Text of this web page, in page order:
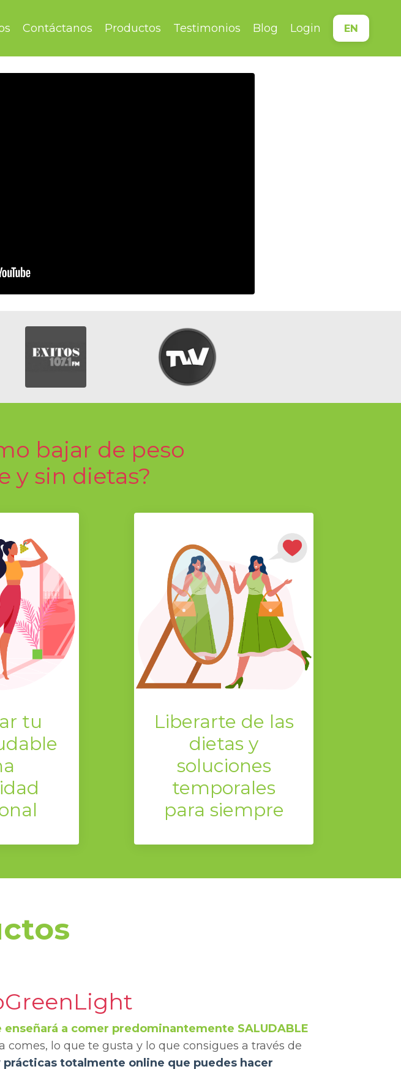
Contáctanos Productos Testimonios Blog Login EN
bajar de peso
y sin dietas?
tu
Liberarte de las
dietas y
soluciones
temporales
para siempre
enseñará a comer predominantemente SALUDABLE
comes, lo que te gusta y lo que consigues a través de
prácticas totalmente online que puedes hacer